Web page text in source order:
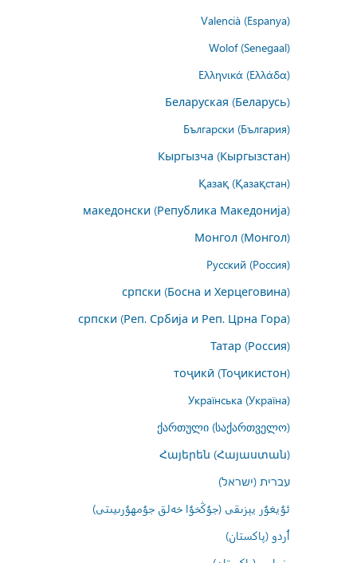
Valencià (Espanya)
Wolof (Senegaal)
Ελληνικά (Ελλάδα)
Беларуская (Беларусь)
Български (България)
Кыргызча (Кыргызстан)
Қазақ (Қазақстан)
македонски (Република Македонија)
Монгол (Монгол)
Русский (Россия)
српски (Босна и Херцеговина)
српски (Реп. Србија и Реп. Црна Гора)
Татар (Россия)
тоҷикӣ (Тоҷикистон)
Українська (Україна)
ქართული (საქართველო)
Հայերեն (Հայաստան)
עברית (ישראל)
ئۇيغۇر يېزىقى (جۇڭخۇا خەلق جۇمھۇرىيىتى)
اُردو (پاکستان)